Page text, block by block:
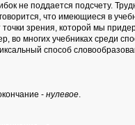
не поддается подсчету.
что имеющиеся в
зрения, которой мы
во многих учебниках среди
способ
- нулевое.